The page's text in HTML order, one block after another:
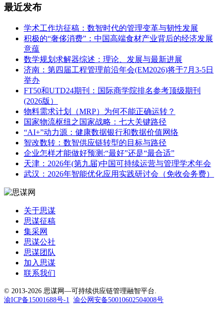
最近发布
学术工作坊征稿：数智时代的管理变革与韧性发展
积极的“奢侈消费”：中国高端食材产业背后的经济发展
意蕴
数学规划求解器综述：理论、发展与最新进展
济南：第四届工程管理前沿年会(EM2026)将于7月3-5日
举办
FT50和UTD24期刊：国际商学院排名参考顶级期刊
(2026版）
物料需求计划（MRP）为何不能正确运转？
国家物流枢纽之国家战略：七大关键路径
“AI+”动力源：健康数据银行和数据价值网络
智改数转：数智供应链转型的目标与路径
企业怎样才能做好预测:“最好”还是“最合适”
天津：2026年(第九届)中国可持续运营与管理学术年会
武汉：2026年智能优化应用实践研讨会（免收会务费）
关于思谋
思谋征稿
集采网
思谋公社
思谋团队
加入思谋
联系我们
© 2013-2026 思谋网—可持续供应链管理融智平台.
渝ICP备15001688号-1
渝公网安备50010602504008号